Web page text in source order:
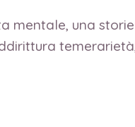
mentale, una